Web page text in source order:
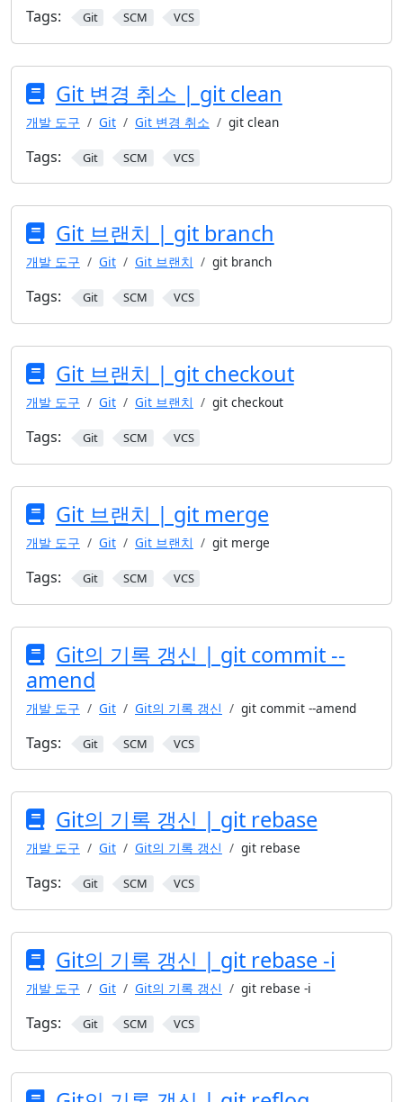
Tags: Git SCM VCS
Git 변경 취소 | git clean
개발 도구 Git Git 변경 취소 git clean
Tags: Git SCM VCS
Git 브랜치 | git branch
개발 도구 Git Git 브랜치 git branch
Tags: Git SCM VCS
Git 브랜치 | git checkout
개발 도구 Git Git 브랜치 git checkout
Tags: Git SCM VCS
Git 브랜치 | git merge
개발 도구 Git Git 브랜치 git merge
Tags: Git SCM VCS
Git의 기록 갱신 | git commit --
amend
개발 도구 Git Git의 기록 갱신 git commit --amend
Tags: Git SCM VCS
Git의 기록 갱신 | git rebase
개발 도구 Git Git의 기록 갱신 git rebase
Tags: Git SCM VCS
Git의 기록 갱신 | git rebase -i
개발 도구 Git Git의 기록 갱신 git rebase -i
Tags: Git SCM VCS